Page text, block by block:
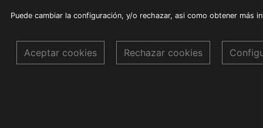
Puede cambiar la configuración, y/o rechazar, asi como obtener más
Aceptar cookies Rechazar cookies